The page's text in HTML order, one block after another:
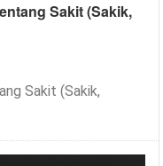
Sakit (Sakik,
Sakit (Sakik,